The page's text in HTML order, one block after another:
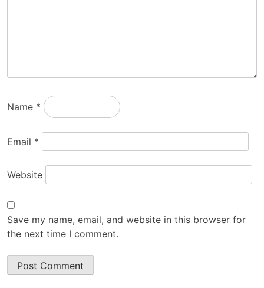
Name *
Email *
Website
Save my name, email, and website in this browser for
the next time I comment.